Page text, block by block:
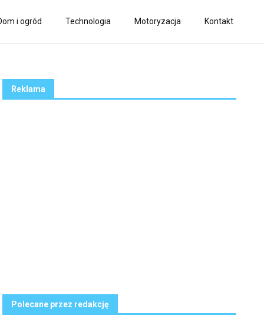
i ogród Technologia Motoryzacja Kontakt
Reklama
Polecane przez redakcję